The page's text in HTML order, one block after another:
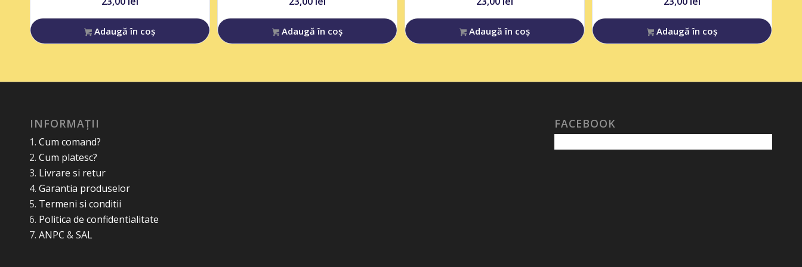
Adaugă în coș Adaugă în coș Adaugă în coș Adaugă în coș
INFORMAȚII
Cum comand?
Cum platesc?
Livrare si retur
Garantia produselor
Termeni si conditii
Politica de confidentialitate
ANPC &SAL
FACEBOOK